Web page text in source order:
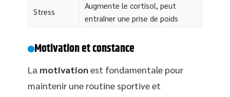
Stress
Augmente le cortisol, peut
entraîner une prise de poids
Motivation et constance
La motivationest fondamentale pour
maintenir une routine sportive et